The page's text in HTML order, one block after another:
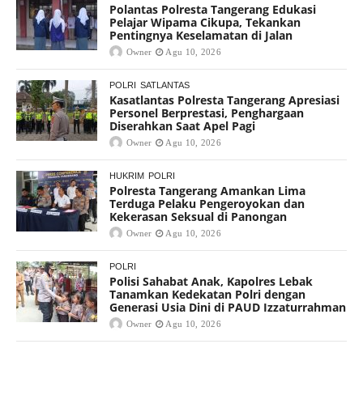
Polantas Polresta Tangerang Edukasi
Pelajar Wipama Cikupa, Tekankan
Pentingnya Keselamatan di Jalan
Owner Agu 10, 2026
POLRI SATLANTAS
Kasatlantas Polresta Tangerang Apresiasi
Personel Berprestasi, Penghargaan
Diserahkan Saat Apel Pagi
Owner Agu 10, 2026
HUKRIM POLRI
Polresta Tangerang Amankan Lima
Terduga Pelaku Pengeroyokan dan
Kekerasan Seksual di Panongan
Owner Agu 10, 2026
POLRI
Polisi Sahabat Anak, Kapolres Lebak
Tanamkan Kedekatan Polri dengan
Generasi Usia Dini di PAUD Izzaturrahman
Owner Agu 10, 2026